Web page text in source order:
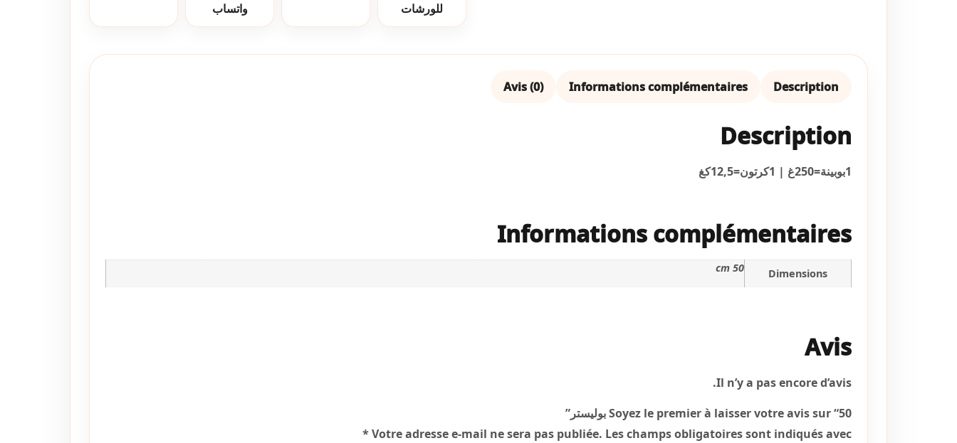
للورشات
واتساب
Description
Informations complémentaires
Avis (0)
Description
1بوبينة=250غ | 1كرتون=12,5كغ
Informations complémentaires
Dimensions
50 cm
Avis
Il n’y a pas encore d’avis.
Soyez le premier à laisser votre avis sur “50 بوليستر”
Votre adresse e-mail ne sera pas publiée. Les champs obligatoires sont indiqués avec
*